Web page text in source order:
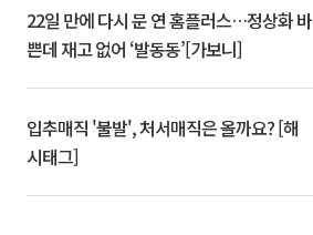
22일 만에 다시 문 연 홈플러스…정상화 바
쁜데 재고 없어 ‘발동동’[가보니]
입추매직 '불발', 처서매직은 올까요? [해
시태그]